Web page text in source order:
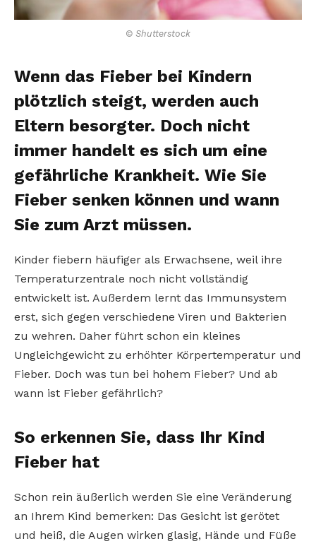
© Shutterstock
Wenn das Fieber bei Kindern
plötzlich steigt, werden auch
Eltern besorgter. Doch nicht
immer handelt es sich um eine
gefährliche Krankheit. Wie Sie
Fieber senken können und wann
Sie zum Arzt müssen.
Kinder fiebern häufiger als Erwachsene, weil ihre
Temperaturzentrale noch nicht vollständig
entwickelt ist. Außerdem lernt das Immunsystem
erst, sich gegen verschiedene Viren und Bakterien
zu wehren. Daher führt schon ein kleines
Ungleichgewicht zu erhöhter Körpertemperatur und
Fieber. Doch was tun bei hohem Fieber? Und ab
wann ist Fieber gefährlich?
So erkennen Sie, dass Ihr Kind
Fieber hat
Schon rein äußerlich werden Sie eine Veränderung
an Ihrem Kind bemerken: Das Gesicht ist gerötet
und heiß, die Augen wirken glasig, Hände und Füße